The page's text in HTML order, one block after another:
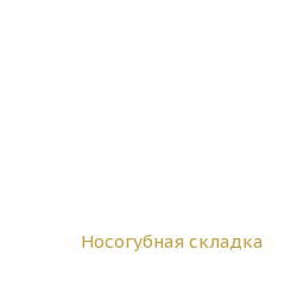
Носогубная складка